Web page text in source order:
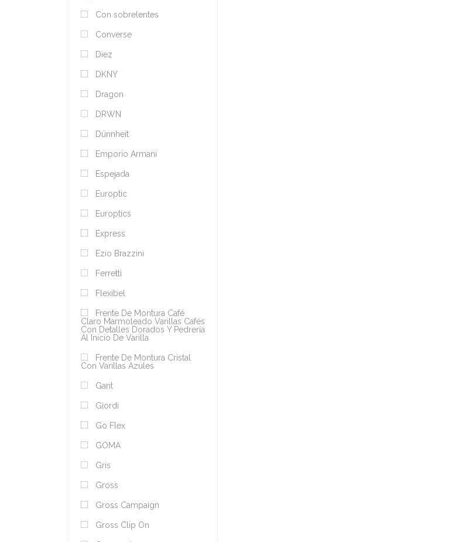
Con sobrelentes
Converse
Diez
DKNY
Dragon
DRWN
Dünnheit
Emporio Armani
Espejada
Europtic
Europtics
Express
Ezio Brazzini
Ferretti
Flexibel
Frente De Montura Café
Claro Marmoleado Varillas Cafés
Con Detalles Dorados Y Pedrería
Al Inicio De Varilla
Frente De Montura Cristal
Con Varillas Azules
Gant
Giordi
Go Flex
GOMA
Gris
Gross
Gross Campaign
Gross Clip On